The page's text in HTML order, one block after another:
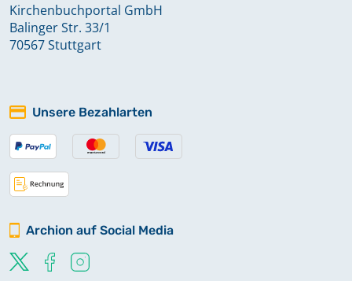
Kirchenbuchportal GmbH
Balinger Str. 33/1
70567 Stuttgart
Unsere Bezahlarten
Archion auf Social Media